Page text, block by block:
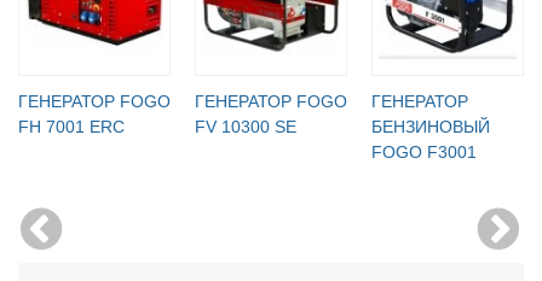
ГЕНЕРАТОР FOGO
FH 7001 ERC
ГЕНЕРАТОР FOGO
FV 10300 SE
ГЕНЕРАТОР
БЕНЗИНОВЫЙ
FOGO F3001